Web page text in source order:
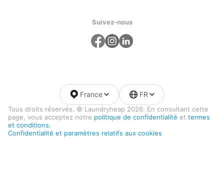
Suivez-nous
Tous droits réservés. © Laundryheap 2026. En consultant cette
page, vous acceptez notre politique de confidentialité et termes
et conditions.
Confidentialité et paramètres relatifs aux cookies
France FR